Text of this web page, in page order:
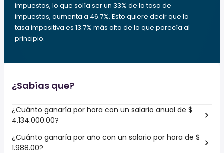
impuestos, lo que solía ser un 33% de la tasa de
impuestos, aumenta a 46.7%. Esto quiere decir que la
tasa impositiva es 13.7% más alta de lo que parecía al
principio.
¿Sabías que?
¿Cuánto ganaría por hora con un salario anual de $
4.134.000.00?
¿Cuánto ganaría por año con un salario por hora de $
1.988.00?